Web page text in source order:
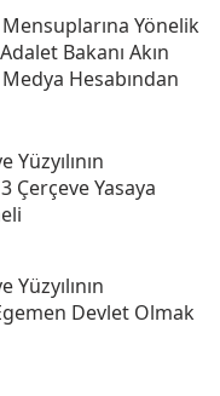
Yönelik
Bakanı Akın
Hesabından
Yüzyılının
Çerçeve Yasaya
Yüzyılının
Devlet Olmak